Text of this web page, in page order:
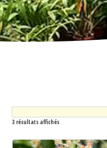
3 résultats affichés